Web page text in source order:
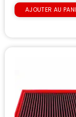
AJOUTER AU